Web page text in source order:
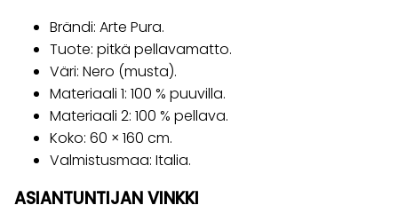
Brändi: Arte Pura.
Tuote: pitkä pellavamatto.
Väri: Nero (musta).
Materiaali 1: 100 % puuvilla.
Materiaali 2: 100 % pellava.
Koko: 60 × 160 cm.
Valmistusmaa: Italia.
ASIANTUNTIJAN VINKKI